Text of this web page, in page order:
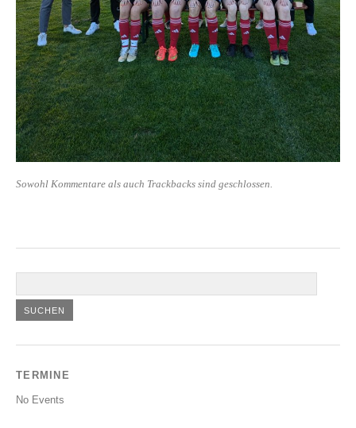
Sowohl Kommentare als auch Trackbacks sind geschlossen.
TERMINE
No Events